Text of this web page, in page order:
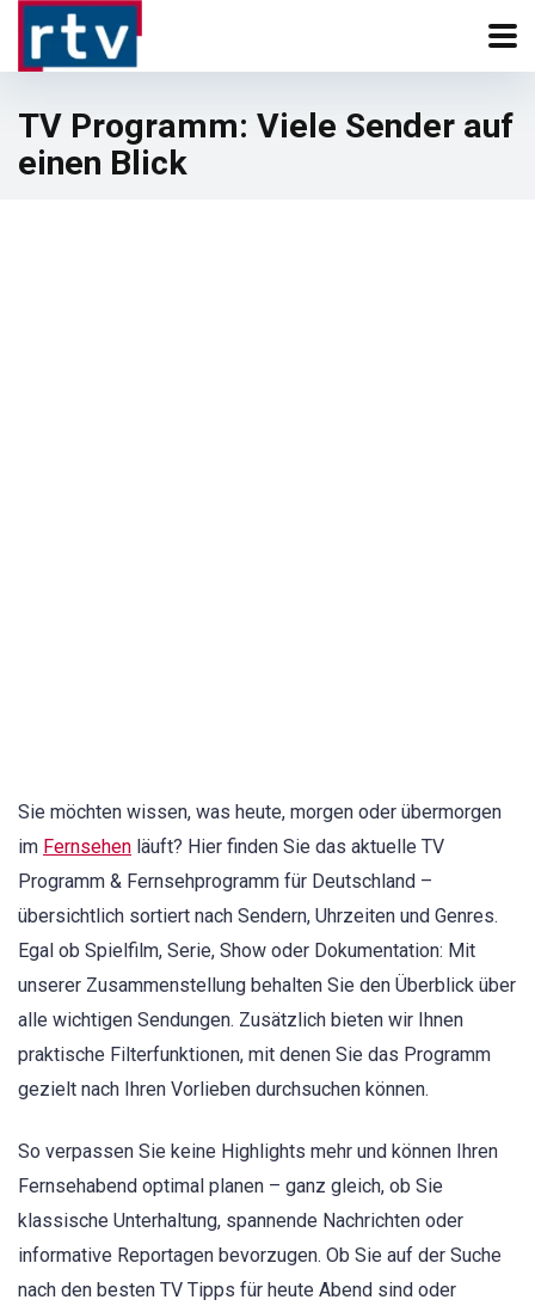
TV Programm: Viele Sender auf
einen Blick
Sie möchten wissen, was heute, morgen oder übermorgen
im Fernsehen läuft? Hier finden Sie das aktuelle TV
Programm & Fernsehprogramm für Deutschland –
übersichtlich sortiert nach Sendern, Uhrzeiten und Genres.
Egal ob Spielfilm, Serie, Show oder Dokumentation: Mit
unserer Zusammenstellung behalten Sie den Überblick über
alle wichtigen Sendungen. Zusätzlich bieten wir Ihnen
praktische Filterfunktionen, mit denen Sie das Programm
gezielt nach Ihren Vorlieben durchsuchen können.
So verpassen Sie keine Highlights mehr und können Ihren
Fernsehabend optimal planen – ganz gleich, ob Sie
klassische Unterhaltung, spannende Nachrichten oder
informative Reportagen bevorzugen. Ob Sie auf der Suche
nach den besten TV Tipps für heute Abend sind oder